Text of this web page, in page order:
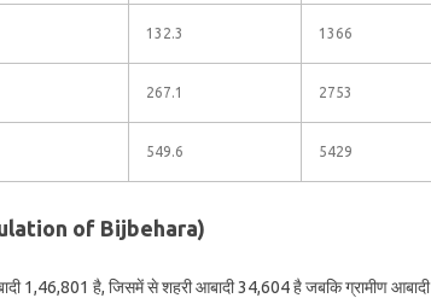
132.3 1366
267.1 2753
549.6 5429
of Bijbehara)
1,46,801 है, जिसमें से शहरी आबादी 34,604 है जबकि ग्रामीण आबादी